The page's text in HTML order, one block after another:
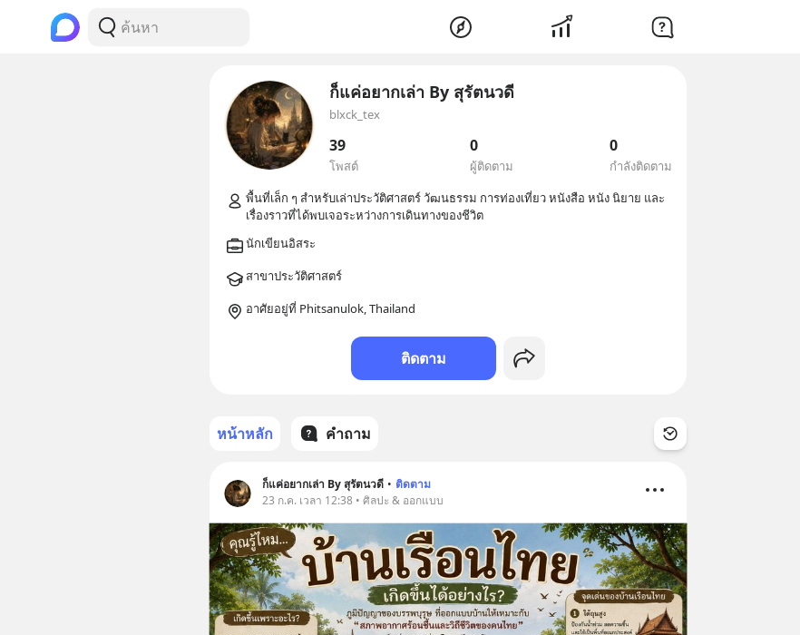
ก็แค่อยากเล่า By สุรัตนวดี
blxck_tex
39
โพสต์
0
ผู้ติดตาม
0
กำลังติดตาม
พื้นที่เล็ก ๆ สำหรับเล่าประวัติศาสตร์ วัฒนธรรม การท่องเที่ยว หนังสือ หนัง นิยาย และ
เรื่องราวที่ได้พบเจอระหว่างการเดินทางของชีวิต
สาขาประวัติศาสตร์
อาศัยอยู่ที่ Phitsanulok, Thailand
ติดตาม
หน้าหลัก คำถาม
ก็แค่อยากเล่า By สุรัตนวดี • ติดตาม
23 ก.ค. เวลา 12:38 • ศิลปะ & ออกแบบ